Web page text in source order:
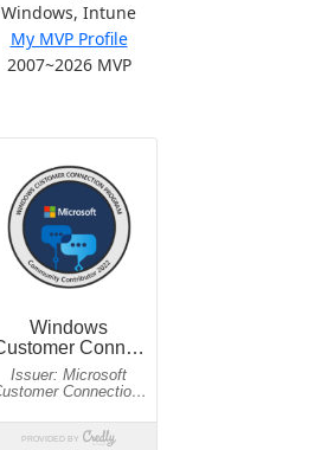
Windows, Intune
My MVP Profile
2007~2026 MVP